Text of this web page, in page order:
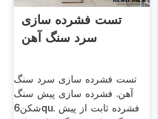
تست فشرده سازی
سرد سنگ آهن
تست فشرده سازی سرد سنگ
آهن. فشرده سازی پیش سنگ
شکن6qu. فشرده ثابت از پیش